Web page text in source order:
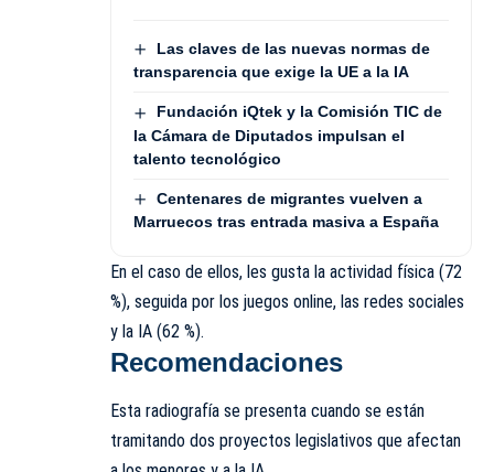
Las claves de las nuevas normas de
transparencia que exige la UE a la IA
Fundación iQtek y la Comisión TIC de
la Cámara de Diputados impulsan el
talento tecnológico
Centenares de migrantes vuelven a
Marruecos tras entrada masiva a España
En el caso de ellos, les gusta la actividad física (72
%), seguida por los juegos online, las redes sociales
y la IA (62 %).
Recomendaciones
Esta radiografía se presenta cuando se están
tramitando dos proyectos legislativos que afectan